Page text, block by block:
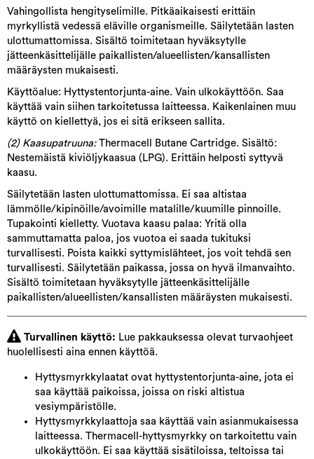
Vahingollista hengityselimille. Pitkäaikaisesti erittäin
myrkyllistä vedessä eläville organismeille. Säilytetään lasten
ulottumattomissa. Sisältö toimitetaan hyväksytylle
jätteenkäsittelijälle paikallisten/alueellisten/kansallisten
määräysten mukaisesti.
Käyttöalue: Hyttystentorjunta-aine. Vain ulkokäyttöön. Saa
käyttää vain siihen tarkoitetussa laitteessa. Kaikenlainen muu
käyttö on kiellettyä, jos ei sitä erikseen sallita.
(2) Kaasupatruuna: Thermacell Butane Cartridge. Sisältö:
Nestemäistä kiviöljykaasua (LPG). Erittäin helposti syttyvä
kaasu.
Säilytetään lasten ulottumattomissa. Ei saa altistaa
lämmölle/kipinöille/avoimille matalille/kuumille pinnoille.
Tupakointi kielletty. Vuotava kaasu palaa: Yritä olla
sammuttamatta paloa, jos vuotoa ei saada tukituksi
turvallisesti. Poista kaikki syttymislähteet, jos voit tehdä sen
turvallisesti. Säilytetään paikassa, jossa on hyvä ilmanvaihto.
Sisältö toimitetaan hyväksytylle jätteenkäsittelijälle
paikallisten/alueellisten/kansallisten määräysten mukaisesti.
Turvallinen käyttö: Lue pakkauksessa olevat turvaohjeet
huolellisesti aina ennen käyttöä.
Hyttysmyrkkylaatat ovat hyttystentorjunta-aine, jota ei
saa käyttää paikoissa, joissa on riski altistua
vesiympäristölle.
Hyttysmyrkkylaattoja saa käyttää vain asianmukaisessa
laitteessa. Thermacell-hyttysmyrkky on tarkoitettu vain
ulkokäyttöön. Ei saa käyttää sisätiloissa, teltoissa tai